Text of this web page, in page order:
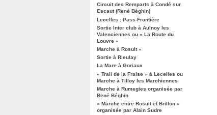
Circuit des Remparts à Condé sur
Escaut (René Béghin)
Lecelles : Pass-Frontière
Sortie Inter club à Aulnoy les
Valenciennes ou « La Route du
Louvre »
Marche à Rosult »
Sortie à Rieulay
La Mare à Goriaux
« Trail de la Fraise » à Lecelles ou
Marche à Tilloy les Marchiennes
Marche à Rumegies organisée par
René Béghin
« Marche entre Rosult et Brillon »
organisée par Alain Sudre